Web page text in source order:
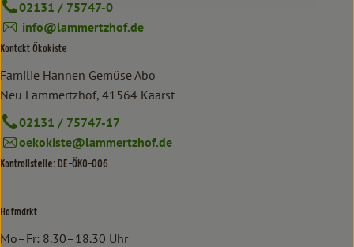
02131 / 75747-0
info@lammertzhof.de
Kontakt Ökokiste
Familie Hannen Gemüse Abo
Neu Lammertzhof, 41564 Kaarst
02131 / 75747-17
oekokiste@lammertzhof.de
Kontrollstelle: DE-ÖKO-006
Hofmarkt
Mo–Fr: 8.30–18.30 Uhr